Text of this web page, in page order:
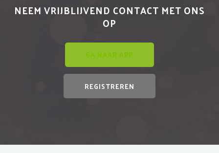
NEEM VRIJBLIJVEND CONTACT MET ONS
OP
GA NAAR APP
REGISTREREN